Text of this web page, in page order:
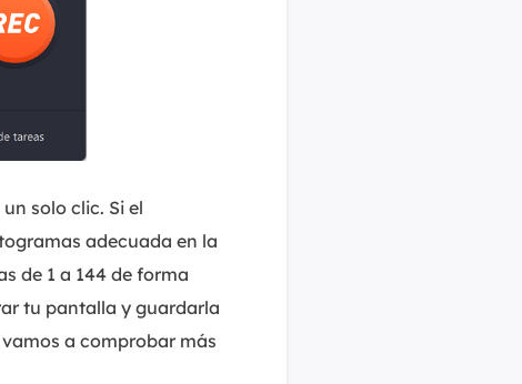
solo clic. Si el
adecuada en la
de 1 a 144 de forma
tu pantalla y guardarla
a comprobar más